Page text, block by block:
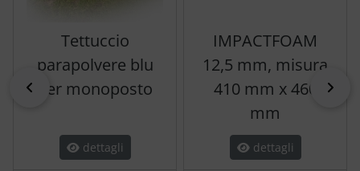
indietro
Tettuccio
parapolvere blu
per monoposto
dettagli
IMPACTFOAM
12,5 mm, misura
410 mm x 460
mm
dettagli